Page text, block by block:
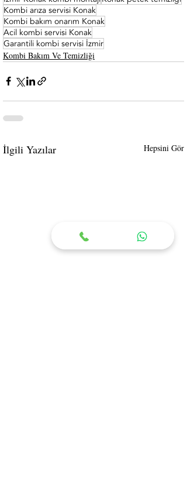
Kombi arıza servisi Konak
Kombi bakım onarım Konak
Acil kombi servisi Konak
Garantili kombi servisi İzmir
Kombi Bakım Ve Temizliği
İlgili Yazılar Hepsini Gör